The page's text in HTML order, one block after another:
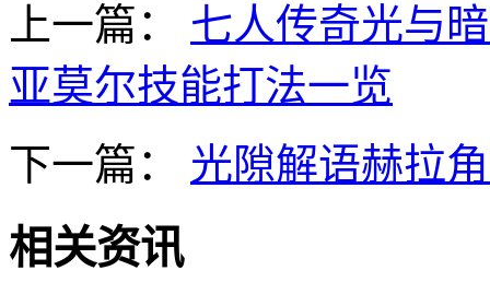
上一篇：
七人传奇光与
亚莫尔技能打法一览
下一篇：
光隙解语赫拉
相关资讯